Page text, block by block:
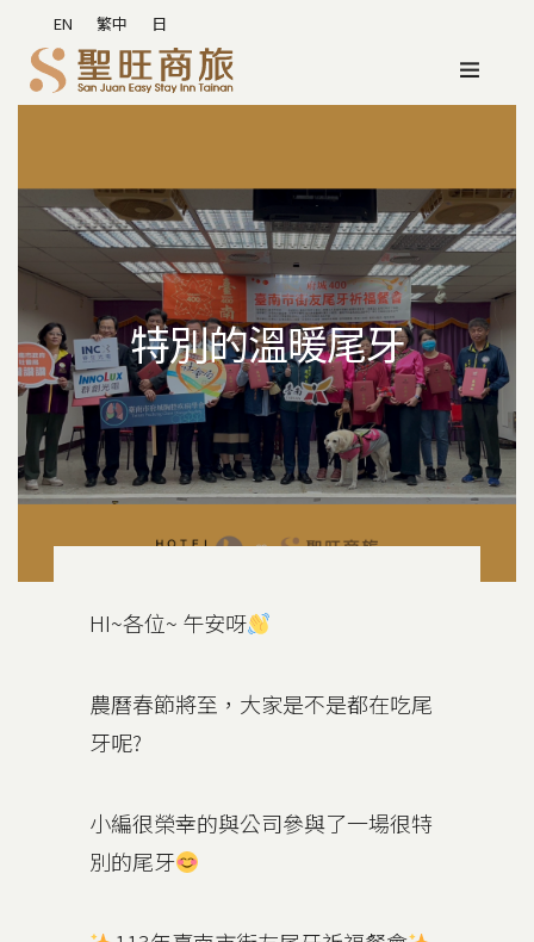
EN 繁中 日
特別的溫暖尾牙
HI~各位~ 午安呀
農曆春節將至，大家是不是都在吃尾
牙呢?
小編很榮幸的與公司參與了一場很特
別的尾牙